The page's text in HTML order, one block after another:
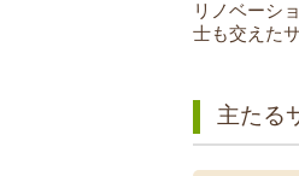
リノベーシ
士も交えた
主たる